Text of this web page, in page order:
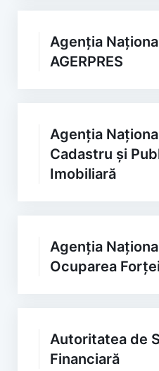
Agenția
AGERPRES
Agenția
Cadastru și
Imobiliară
Agenția
Ocuparea
Autoritatea de
Financiară